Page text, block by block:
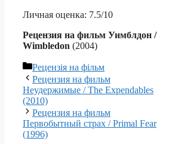
Личная оценка: 7.5/10
Рецензия на фильм Уимблдон /
Wimbledon (2004)
Категорії
Рецензія на фільм
Рецензия на фильм
Неудержимые / The Expendables
(2010)
Рецензия на фильм
Первобытный страх / Primal Fear
(1996)